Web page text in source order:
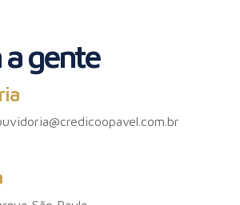
a gente